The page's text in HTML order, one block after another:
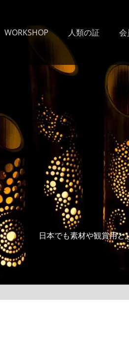
WORKSHOP 人類の証 会
投稿日:Bymixx
日本でも素材や観賞用